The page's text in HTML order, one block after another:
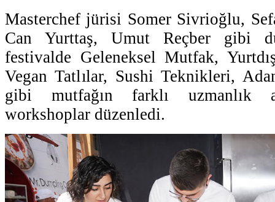
Masterchef jürisi Somer Sivrioğlu,
Can Yurttaş, Umut Reçber gibi
festivalde Geleneksel Mutfak,
Vegan Tatlılar, Sushi Teknikleri,
gibi mutfağın farklı uzmanlık
workshoplar düzenledi.